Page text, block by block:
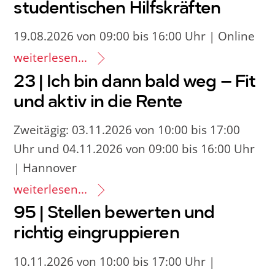
studentischen Hilfskräften
19.08.2026 von 09:00 bis 16:00 Uhr | Online
weiterlesen...
23 | Ich bin dann bald weg – Fit
und aktiv in die Rente
Zweitägig: 03.11.2026 von 10:00 bis 17:00
Uhr und 04.11.2026 von 09:00 bis 16:00 Uhr
| Hannover
weiterlesen...
95 | Stellen bewerten und
richtig eingruppieren
10.11.2026 von 10:00 bis 17:00 Uhr |